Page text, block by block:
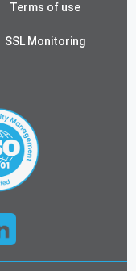
Terms of use
SSL Monitoring